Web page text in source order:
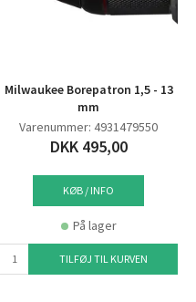
Milwaukee Borepatron 1,5 - 13
mm
Varenummer: 4931479550
DKK 495,00
KØB / INFO
På lager
TILFØJ TIL KURVEN